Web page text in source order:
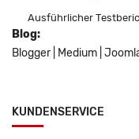
Ausführlicher
Blog:
Blogger
Medium
KUNDENSERVICE